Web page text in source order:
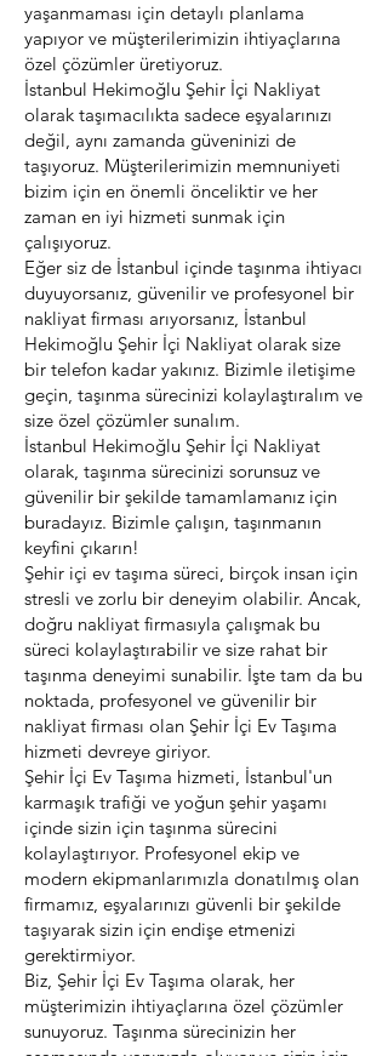
yaşanmaması için detaylı planlama
yapıyor ve müşterilerimizin ihtiyaçlarına
özel çözümler üretiyoruz.
İstanbul Hekimoğlu Şehir İçi Nakliyat
olarak taşımacılıkta sadece eşyalarınızı
değil, aynı zamanda güveninizi de
taşıyoruz. Müşterilerimizin memnuniyeti
bizim için en önemli önceliktir ve her
zaman en iyi hizmeti sunmak için
çalışıyoruz.
Eğer siz de İstanbul içinde taşınma ihtiyacı
duyuyorsanız, güvenilir ve profesyonel bir
nakliyat firması arıyorsanız, İstanbul
Hekimoğlu Şehir İçi Nakliyat olarak size
bir telefon kadar yakınız. Bizimle iletişime
geçin, taşınma sürecinizi kolaylaştıralım ve
size özel çözümler sunalım.
İstanbul Hekimoğlu Şehir İçi Nakliyat
olarak, taşınma sürecinizi sorunsuz ve
güvenilir bir şekilde tamamlamanız için
buradayız. Bizimle çalışın, taşınmanın
keyfini çıkarın!
Şehir içi ev taşıma süreci, birçok insan için
stresli ve zorlu bir deneyim olabilir. Ancak,
doğru nakliyat firmasıyla çalışmak bu
süreci kolaylaştırabilir ve size rahat bir
taşınma deneyimi sunabilir. İşte tam da bu
noktada, profesyonel ve güvenilir bir
nakliyat firması olan Şehir İçi Ev Taşıma
hizmeti devreye giriyor.
Şehir İçi Ev Taşıma hizmeti, İstanbul'un
karmaşık trafiği ve yoğun şehir yaşamı
içinde sizin için taşınma sürecini
kolaylaştırıyor. Profesyonel ekip ve
modern ekipmanlarımızla donatılmış olan
firmamız, eşyalarınızı güvenli bir şekilde
taşıyarak sizin için endişe etmenizi
gerektirmiyor.
Biz, Şehir İçi Ev Taşıma olarak, her
müşterimizin ihtiyaçlarına özel çözümler
sunuyoruz. Taşınma sürecinizin her